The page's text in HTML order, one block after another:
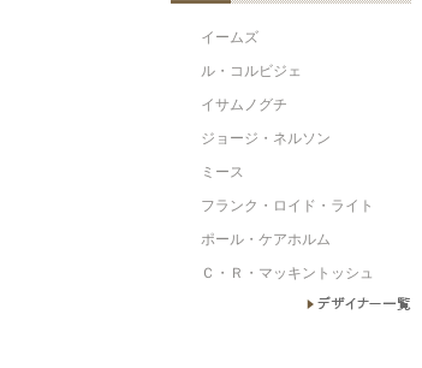
イームズ
ル・コルビジェ
イサムノグチ
ジョージ・ネルソン
ミース
フランク・ロイド・ライト
ポール・ケアホルム
Ｃ・Ｒ・マッキントッシュ